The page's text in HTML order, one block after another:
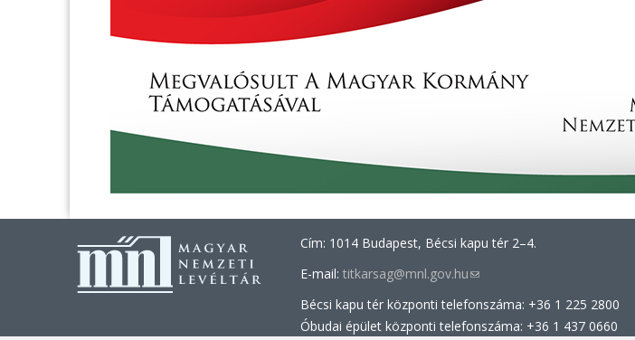
Cím: 1014 Budapest, Bécsi kapu tér 2–4.
E-mail: titkarsag@mnl.gov.hu(link
Bécsi kapu tér központi telefonszáma: +36 1 225 2800
Óbudai épület központi telefonszáma: +36 1 437 0660